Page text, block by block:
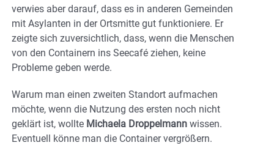
verwies aber darauf, dass es in anderen Gemeinden
mit Asylanten in der Ortsmitte gut funktioniere. Er
zeigte sich zuversichtlich, dass, wenn die Menschen
von den Containern ins Seecafé ziehen, keine
Probleme geben werde.
Warum man einen zweiten Standort aufmachen
möchte, wenn die Nutzung des ersten noch nicht
geklärt ist, wollte Michaela Droppelmann wissen.
Eventuell könne man die Container vergrößern.